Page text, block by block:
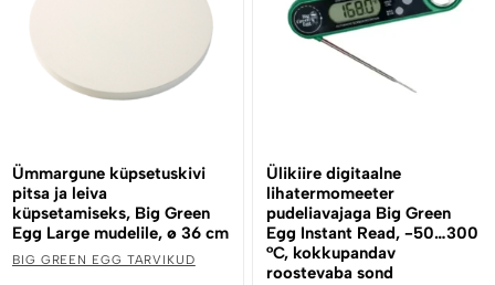
Ümmargune küpsetuskivi
pitsa ja leiva
küpsetamiseks, Big Green
Egg Large mudelile, ø 36 cm
BIG GREEN EGG TARVIKUD
Ülikiire digitaalne
lihatermomeeter
pudeliavajaga Big Green
Egg Instant Read, -50…300
°C, kokkupandav
roostevaba sond